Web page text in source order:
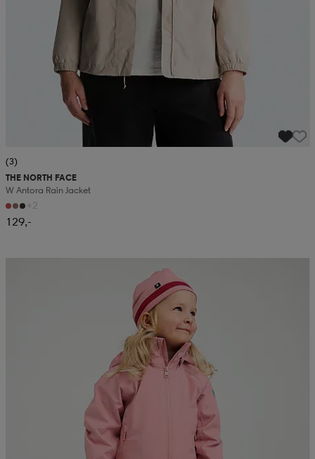
(3)
THE NORTH FACE
W Antora Rain Jacket
+2
129,-